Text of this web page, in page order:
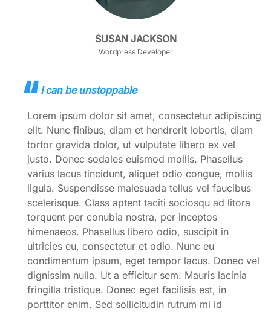
SUSAN JACKSON
Wordpress Developer
I can be unstoppable
Lorem ipsum dolor sit amet, consectetur adipiscing
elit. Nunc finibus, diam et hendrerit lobortis, diam
tortor gravida dolor, ut vulputate libero ex vel
justo. Donec sodales euismod mollis. Phasellus
varius lacus tincidunt, aliquet odio congue, mollis
ligula. Suspendisse malesuada tellus vel faucibus
scelerisque. Class aptent taciti sociosqu ad litora
torquent per conubia nostra, per inceptos
himenaeos. Phasellus libero odio, suscipit in
ultricies eu, consectetur et odio. Nunc eu
condimentum ipsum, eget tempor lacus. Donec vel
dignissim nulla. Ut a efficitur sem. Mauris lacinia
fringilla tristique. Donec eget facilisis est, in
porttitor enim. Sed sollicitudin rutrum mi id